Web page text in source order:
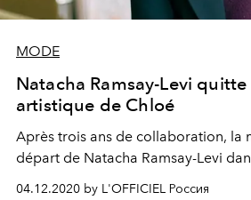
MODE
Natacha Ramsay-Levi
artistique de Chloé
Après trois ans de collaboration, la
départ de Natacha Ramsay-Levi
04.12.2020 by L'OFFICIEL Россия